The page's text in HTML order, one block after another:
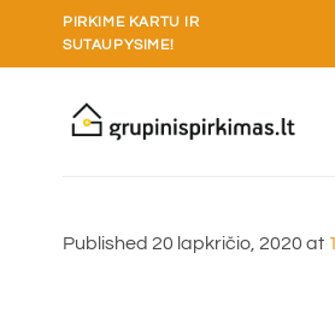
content
PIRKIME KARTU IR
SUTAUPYSIME!
Published 20 lapkričio, 2020 at